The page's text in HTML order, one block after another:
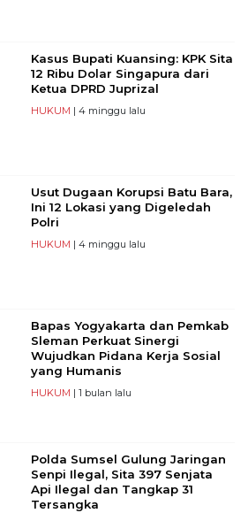
Kasus Bupati Kuansing: KPK Sita
12 Ribu Dolar Singapura dari
Ketua DPRD Juprizal
HUKUM | 4 minggu lalu
Usut Dugaan Korupsi Batu Bara,
Ini 12 Lokasi yang Digeledah
Polri
HUKUM | 4 minggu lalu
Bapas Yogyakarta dan Pemkab
Sleman Perkuat Sinergi
Wujudkan Pidana Kerja Sosial
yang Humanis
HUKUM | 1 bulan lalu
Polda Sumsel Gulung Jaringan
Senpi Ilegal, Sita 397 Senjata
Api Ilegal dan Tangkap 31
Tersangka